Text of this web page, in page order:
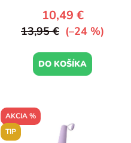
10,49 €
13,95 € (–24 %)
DO KOŠÍKA
AKCIA %
TIP